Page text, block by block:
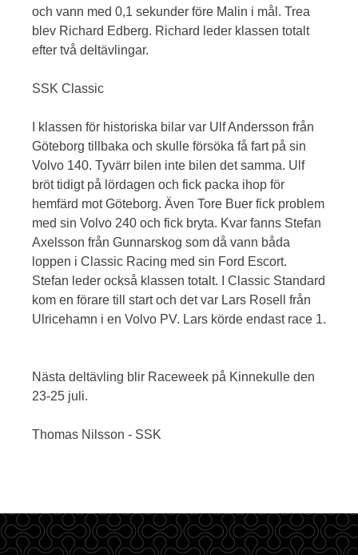
och vann med 0,1 sekunder före Malin i mål. Trea
blev Richard Edberg. Richard leder klassen totalt
efter två deltävlingar.
SSK Classic
I klassen för historiska bilar var Ulf Andersson från
Göteborg tillbaka och skulle försöka få fart på sin
Volvo 140. Tyvärr bilen inte bilen det samma. Ulf
bröt tidigt på lördagen och fick packa ihop för
hemfärd mot Göteborg. Även Tore Buer fick problem
med sin Volvo 240 och fick bryta. Kvar fanns Stefan
Axelsson från Gunnarskog som då vann båda
loppen i Classic Racing med sin Ford Escort.
Stefan leder också klassen totalt. I Classic Standard
kom en förare till start och det var Lars Rosell från
Ulricehamn i en Volvo PV. Lars körde endast race 1.
Nästa deltävling blir Raceweek på Kinnekulle den
23-25 juli.
Thomas Nilsson - SSK